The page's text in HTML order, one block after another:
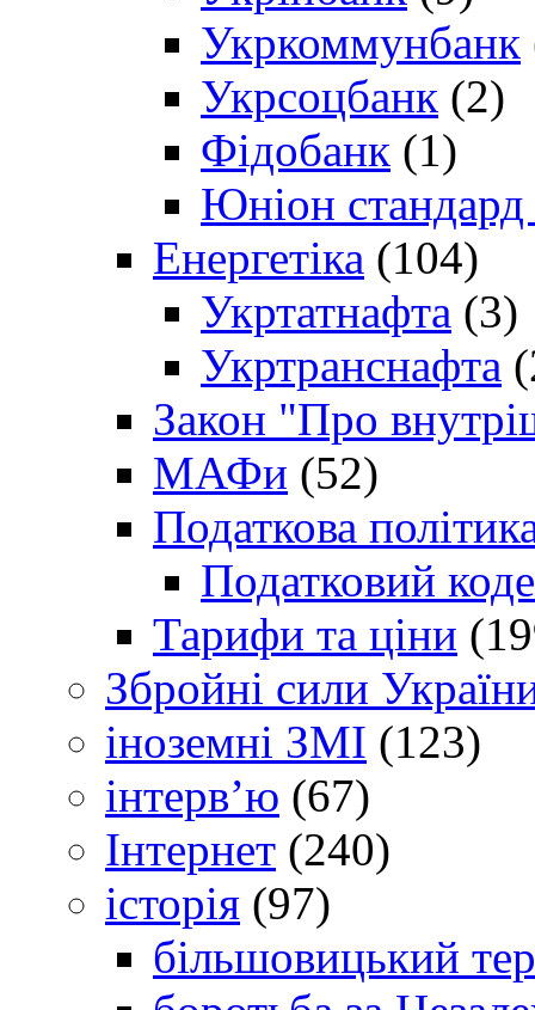
Укркоммунбанк
Укрсоцбанк (2)
Фідобанк (1)
Юніон стандард
Енергетіка (104)
Укртатнафта (3)
Укртранснафта
Закон "Про
МАФи (52)
Податкова
Податковий
Тарифи та ціни
Збройні сили
іноземні ЗМІ (123)
інтерв’ю (67)
Інтернет (240)
історія (97)
більшовицький